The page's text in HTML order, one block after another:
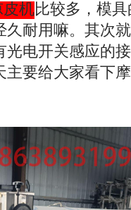
皮机比较多，模
耐用嘛。其次
电开关感应的
要给大家看下